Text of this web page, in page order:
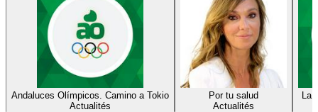
Andaluces Olímpicos. Camino a Tokio
Actualités
Por tu salud
Actualités
La